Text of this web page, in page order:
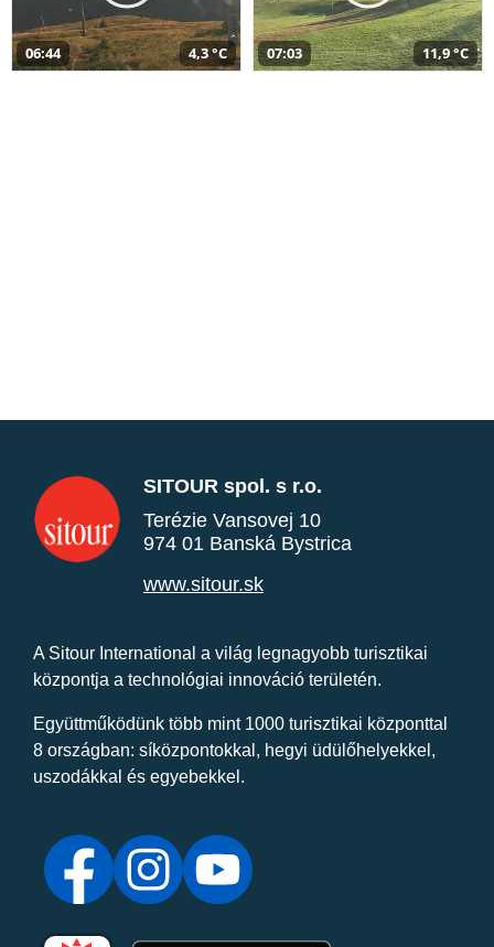
06:44 4,3 °C 07:03 11,9 °C
SITOUR spol. s r.o.
Terézie Vansovej 10
974 01 Banská Bystrica
www.sitour.sk
A Sitour International a világ legnagyobb turisztikai
központja a technológiai innováció területén.
Együttműködünk több mint 1000 turisztikai központtal
8 országban: síközpontokkal, hegyi üdülőhelyekkel,
uszodákkal és egyebekkel.